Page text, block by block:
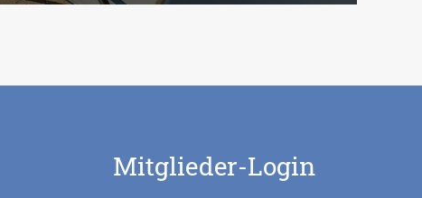
Mitglieder-Login